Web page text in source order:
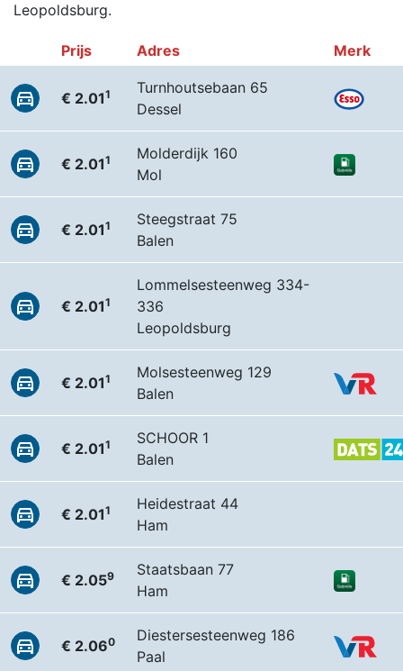
Leopoldsburg.
Prijs Adres Merk
€ 2.011
Turnhoutsebaan 65
Dessel
€ 2.011
Molderdijk 160
Mol
€ 2.011
Steegstraat 75
Balen
€ 2.011
Lommelsesteenweg 334-
336
Leopoldsburg
€ 2.011
Molsesteenweg 129
Balen
€ 2.011
SCHOOR 1
Balen
€ 2.011
Heidestraat 44
Ham
€ 2.059
Staatsbaan 77
Ham
€ 2.060
Diestersesteenweg 186
Paal